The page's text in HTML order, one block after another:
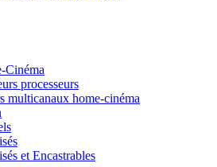
Cinéma
processeurs
multicanaux home-cinéma
et Encastrables